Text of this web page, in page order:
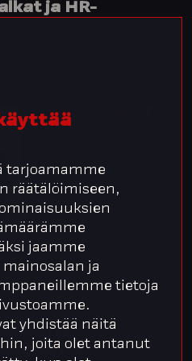
tarjoamamme
räätälöimiseen,
jaamme
ja
tietoja
yhdistää näitä
joita olet antanut
ja HR-